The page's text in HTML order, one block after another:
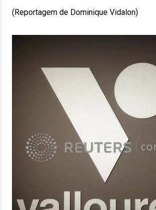
(Reportagem de Dominique Vidalon)